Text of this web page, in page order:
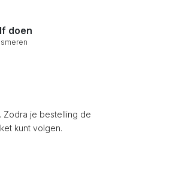
doen
Zodra je bestelling de
kunt volgen.